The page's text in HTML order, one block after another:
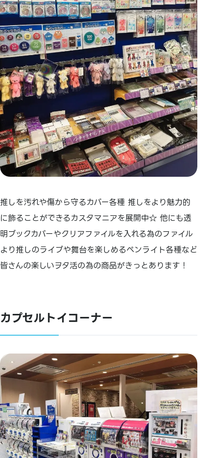
推しを汚れや傷から守るカバー各種 推しをより魅力的
に飾ることができるカスタマニアを展開中☆ 他にも透
明ブックカバーやクリアファイルを入れる為のファイル
より推しのライブや舞台を楽しめるペンライト各種など
皆さんの楽しいヲタ活の為の商品がきっとあります！
カプセルトイコーナー